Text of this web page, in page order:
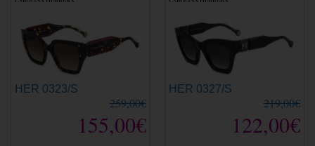
HER 0323/S
259,00€
155,00€
HER 0327/S
219,00€
122,00€